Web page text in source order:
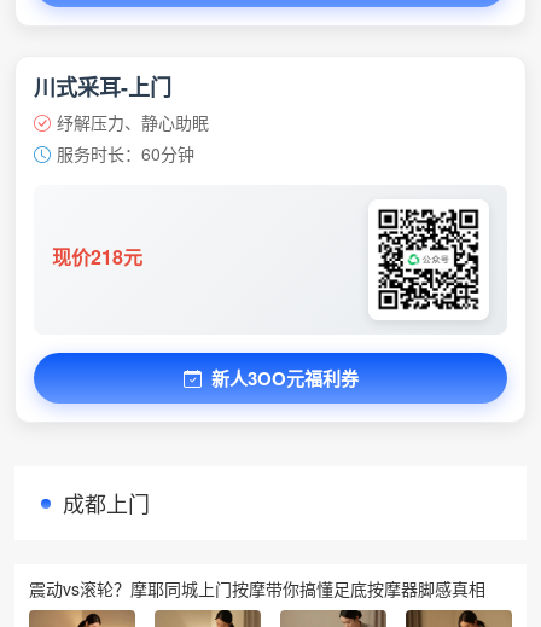
川式采耳-上门
纾解压力、静心助眠
服务时长：60分钟
现价218元
新人3OO元福利券
成都上门
震动vs滚轮？摩耶同城上门按摩带你搞懂足底按摩器脚感真相